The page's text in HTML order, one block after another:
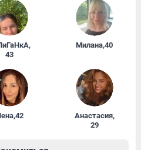
,
43
Милана,40
,42 Анастасия,
29